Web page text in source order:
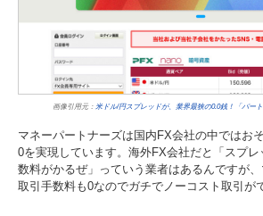
画像引用元： 米ドル/円スプレッドが、業界最狭の0.0銭！「パート
マネーパートナーズは国内FX会社の中ではお
0を実現しています。海外FX会社だと「スプ
数料がかるぜ」っていう業者はあるんですが
取引手数料も0なのでガチでノーコスト取引が